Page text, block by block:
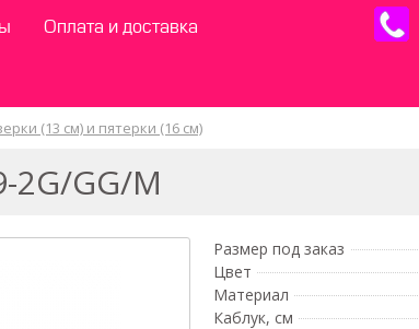
Оплата и доставка
(13 см) и пятерки (16 см)
2G/GG/M
Размер под заказ
Цвет
Материал
Каблук, см